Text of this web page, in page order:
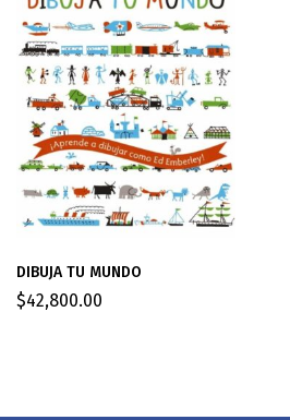
DIBUJA TU MUNDO
$42,800.00